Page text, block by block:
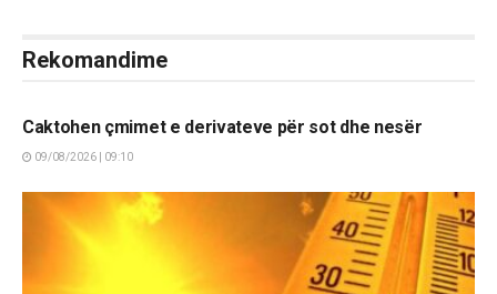
Rekomandime
Caktohen çmimet e derivateve për sot dhe nesër
09/08/2026 | 09:10